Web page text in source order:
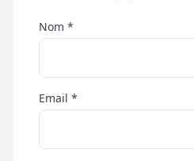
Nom *
Email *